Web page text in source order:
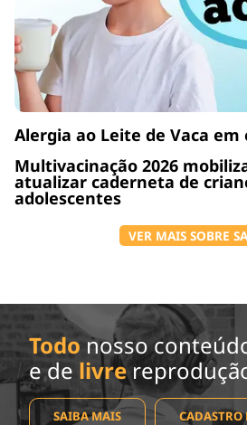
Alergia ao Leite de Vaca em
Multivacinação 2026
atualizar caderneta de
adolescentes
VER MAIS SOBRE
Todo nosso
e de livre
SAIBA MAIS